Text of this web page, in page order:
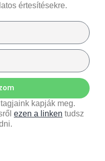
értesítésekre.
kapják meg.
ezen a linken tudsz